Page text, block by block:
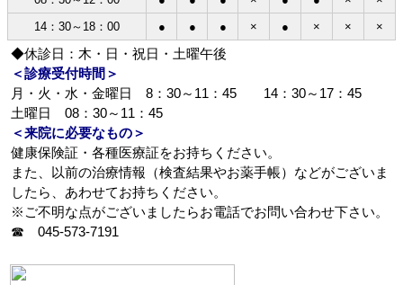
14：30～18：00
● ● ● × ● × × ×
◆休診日：木・日・祝日・土曜午後
＜診療受付時間＞
月・火・水・金曜日 8：30～11：45 14：30～17：45
土曜日 08：30～11：45
＜来院に必要なもの＞
健康保険証・各種医療証をお持ちください。
また、以前の治療情報（検査結果やお薬手帳）などがございま
したら、あわせてお持ちください。
※ご不明な点がございましたらお電話でお問い合わせ下さい。
☎ 045-573-7191